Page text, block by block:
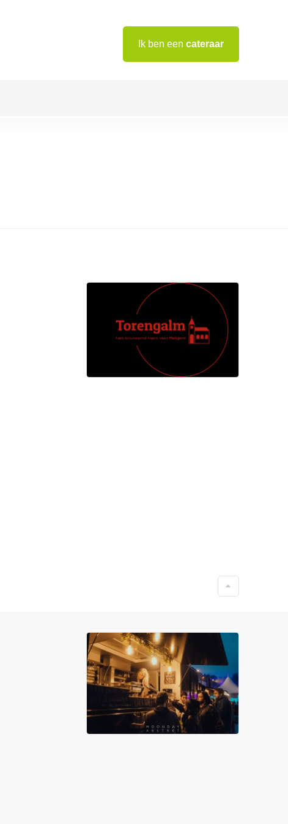
Ik ben een cateraar